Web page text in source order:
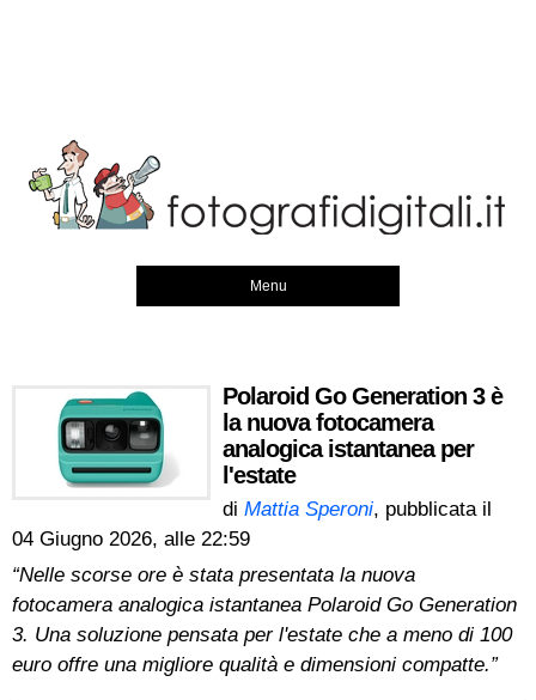
Menu
Polaroid Go Generation 3 è
la nuova fotocamera
analogica istantanea per
l'estate
di Mattia Speroni, pubblicata il
04 Giugno 2026, alle 22:59
“Nelle scorse ore è stata presentata la nuova
fotocamera analogica istantanea Polaroid Go Generation
3. Una soluzione pensata per l'estate che a meno di 100
euro offre una migliore qualità e dimensioni compatte.”